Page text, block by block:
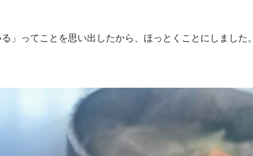
」ってことを思い出したから、ほっとくことにしました。